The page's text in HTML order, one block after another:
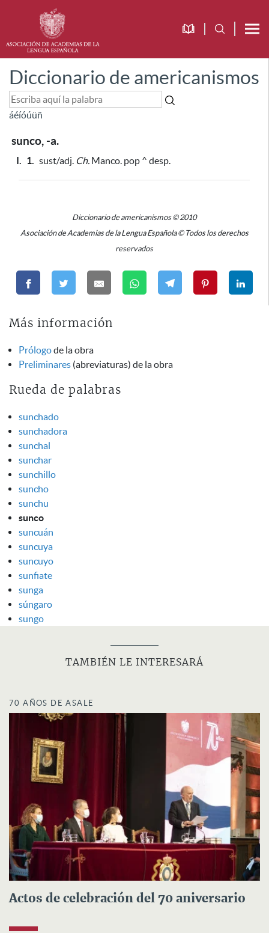
Diccionario de americanismos
áéíóúüñ
sunco, -a.
I. 1. sust/adj. Ch. Manco. pop ^ desp.
Diccionario de americanismos © 2010
Asociación de Academias de la Lengua Española © Todos los derechos
reservados
Más información
Prólogode la obra
Preliminares (abreviaturas) de la obra
Rueda de palabras
sunchado
sunchadora
sunchal
sunchar
sunchillo
suncho
sunchu
sunco
suncuán
suncuya
suncuyo
sunfiate
sunga
súngaro
sungo
TAMBIÉN LE INTERESARÁ
70 AÑOS DE ASALE
Actos de celebración del 70 aniversario